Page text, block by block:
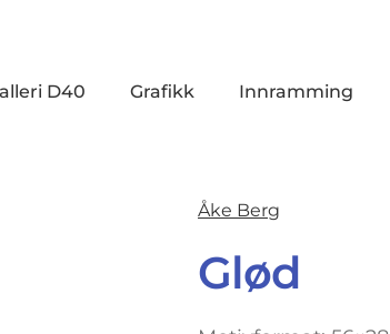
D40 Grafikk Innramming
Åke Berg
Glød